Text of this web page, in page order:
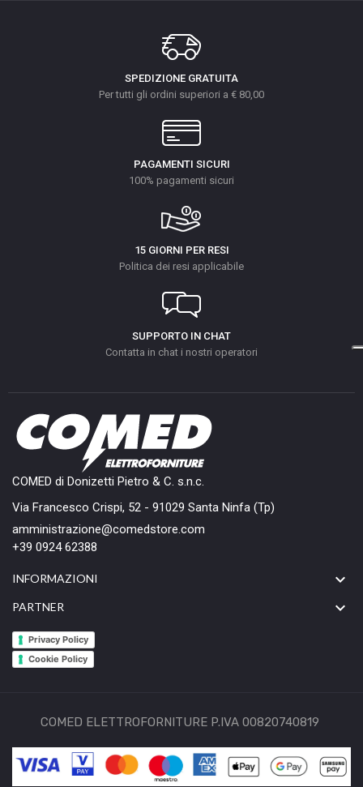
SPEDIZIONE GRATUITA
Per tutti gli ordini superiori a € 80,00
PAGAMENTI SICURI
100% pagamenti sicuri
15 GIORNI PER RESI
Politica dei resi applicabile
SUPPORTO IN CHAT
Contatta in chat i nostri operatori
COMED di Donizetti Pietro & C. s.n.c.
Via Francesco Crispi, 52 - 91029 Santa Ninfa (Tp)
amministrazione@comedstore.com
+39 0924 62388
INFORMAZIONI 
PARTNER 
Privacy Policy
Cookie Policy
COMED ELETTROFORNITURE P.IVA 00820740819